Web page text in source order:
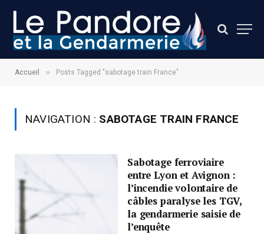
Accueil » Posts Tagged "sabotage train France"
NAVIGATION : SABOTAGE TRAIN FRANCE
Sabotage ferroviaire
entre Lyon et Avignon :
l’incendie volontaire de
câbles paralyse les TGV,
la gendarmerie saisie de
l’enquête